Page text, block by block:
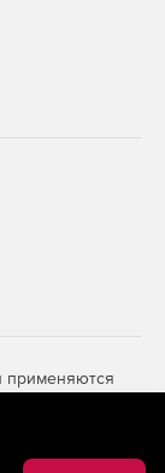
применяются
технологии
к